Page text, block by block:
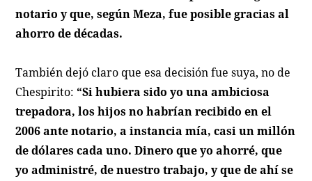
notario y que, según Meza, fue posible gracias al
ahorro de décadas.
También dejó claro que esa decisión fue suya, no de
Chespirito: “Si hubiera sido yo una ambiciosa
trepadora, los hijos no habrían recibido en el
2006 ante notario, a instancia mía, casi un millón
de dólares cada uno. Dinero que yo ahorré, que
yo administré, de nuestro trabajo, y que de ahí se